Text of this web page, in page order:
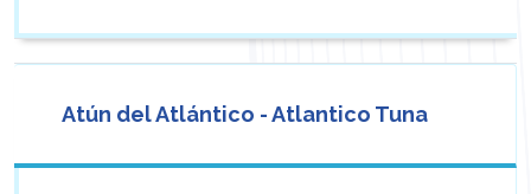
Atún del Atlántico - Atlantico Tuna